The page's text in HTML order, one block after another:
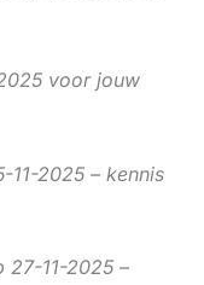
voor jouw
2025 – kennis
11-2025 –